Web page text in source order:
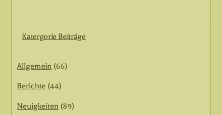
Katergorie Beiträge
Allgemein (66)
Berichte (44)
Neuigkeiten (89)